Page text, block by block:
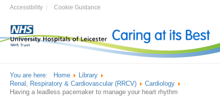
Accessibility Cookie Guidance
You are here: Home
Library
Renal, Respiratory & Cardiovascular (RRCV)
Cardiology
Having a leadless pacemaker to manage your heart rhythm